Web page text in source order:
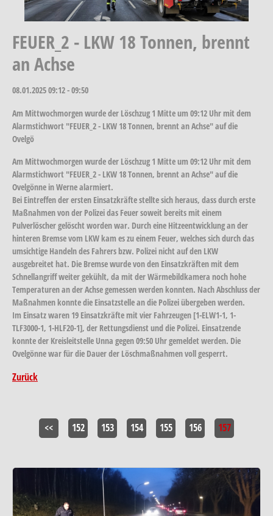
FEUER_2 - LKW 18 Tonnen, brennt
an Achse
08.01.202509:12 - 09:50
Am Mittwochmorgen wurde der Löschzug 1 Mitte um 09:12 Uhr mit dem
Alarmstichwort "FEUER_2 - LKW 18 Tonnen, brennt an Achse" auf die
Ovelgö
Am Mittwochmorgen wurde der Löschzug 1 Mitte um 09:12 Uhr mit dem
Alarmstichwort "FEUER_2 - LKW 18 Tonnen, brennt an Achse" auf die
Ovelgönne in Werne alarmiert.
Bei Eintreffen der ersten Einsatzkräfte stellte sich heraus, dass durch erste
Maßnahmen von der Polizei das Feuer soweit bereits mit einem
Pulverlöscher gelöscht worden war. Durch eine Hitzeentwicklung an der
hinteren Bremse vom LKW kam es zu einem Feuer, welches sich durch das
umsichtige Handeln des Fahrers bzw. Polizei nicht auf den LKW
ausgebreitet hat. Die Bremse wurde von den Einsatzkräften mit dem
Schnellangriff weiter gekühlt, da mit der Wärmebildkamera noch hohe
Temperaturen an der Achse gemessen werden konnten. Nach Abschluss der
Maßnahmen konnte die Einsatzstelle an die Polizei übergeben werden.
Im Einsatz waren 19 Einsatzkräfte mit vier Fahrzeugen [1-ELW1-1, 1-
TLF3000-1, 1-HLF20-1], der Rettungsdienst und die Polizei. Einsatzende
konnte der Kreisleitstelle Unna gegen 09:50 Uhr gemeldet werden. Die
Ovelgönne war für die Dauer der Löschmaßnahmen voll gesperrt.
Zurück
<< 152 153 154 155 156 157